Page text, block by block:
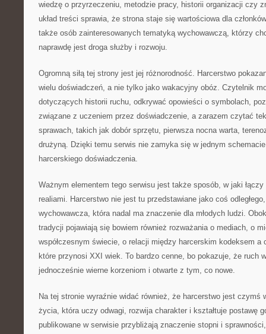
wiedzę o przyrzeczeniu, metodzie pracy, historii organizacji czy
układ treści sprawia, że strona staje się wartościowa dla
także osób zainteresowanych tematyką wychowawczą, którzy
naprawdę jest droga służby i rozwoju.
Ogromną siłą tej strony jest jej różnorodność. Harcerstwo
wielu doświadczeń, a nie tylko jako wakacyjny obóz. Czytelnik
dotyczących historii ruchu, odkrywać opowieści o symbolach,
związane z uczeniem przez doświadczenie, a zarazem czytać
sprawach, takich jak dobór sprzętu, pierwsza nocna warta,
drużyną. Dzięki temu serwis nie zamyka się w jednym
harcerskiego doświadczenia.
Ważnym elementem tego serwisu jest także sposób, w jaki
realiami. Harcerstwo nie jest tu przedstawiane jako coś
wychowawcza, która nadal ma znaczenie dla młodych ludzi.
tradycji pojawiają się bowiem również rozważania o mediach, o
współczesnym świecie, o relacji między harcerskim kodeksem a
które przynosi XXI wiek. To bardzo cenne, bo pokazuje, że ruch
jednocześnie wierne korzeniom i otwarte z tym, co nowe.
Na tej stronie wyraźnie widać również, że harcerstwo jest czymś
życia, która uczy odwagi, rozwija charakter i kształtuje postawę
publikowane w serwisie przybliżają znaczenie stopni i